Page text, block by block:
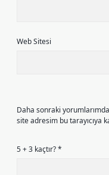
Web Sitesi
Daha sonraki
site adresim bu tarayıcıya
5 + 3 kaçtır?*